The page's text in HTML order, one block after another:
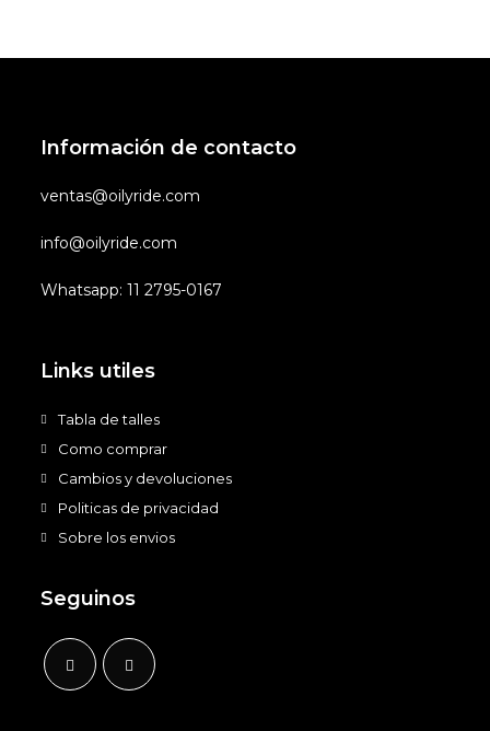
Información de contacto
ventas@oilyride.com
info@oilyride.com
Whatsapp: 11 2795-0167
Links utiles
Tabla de talles
Como comprar
Cambios y devoluciones
Politicas de privacidad
Sobre los envios
Seguinos